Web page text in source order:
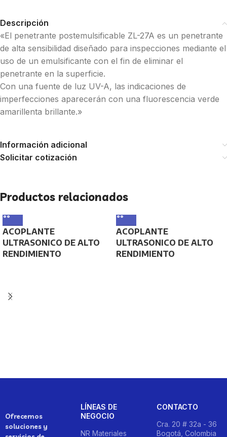
Descripción
«El penetrante postemulsificable ZL-27A es un penetrante
de alta sensibilidad diseñado para inspecciones mediante el
uso de un emulsificante con el fin de eliminar el
penetrante en la superficie.
Con una fuente de luz UV-A, las indicaciones de
imperfecciones aparecerán con una fluorescencia verde
amarillenta brillante.»
Información adicional
Solicitar cotización
Productos relacionados
ACOPLANTE
ULTRASONICO DE ALTO
RENDIMIENTO
ACOPLANTE
ULTRASONICO DE ALTO
RENDIMIENTO
Ofrecemos
soluciones y
LÍNEAS DE
NEGOCIO
NR Materiales
CONTACTO
Cra. 20 # 32a - 36
Bogotá, Colombia